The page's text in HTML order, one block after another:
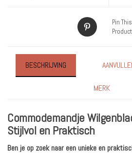
Pin This
Product
BESCHRIJVING
MERK
Commodemandje
Stijlvol en Praktisch
Ben je op zoek naar een unieke en